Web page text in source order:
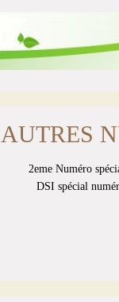
AUTRES
2eme Numéro
DSI spécial